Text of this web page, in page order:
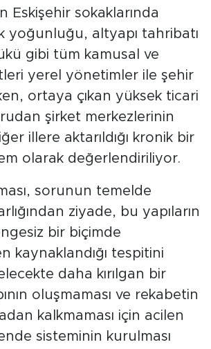
Eskişehir sokaklarında
yoğunluğu, altyapı tahribatı
gibi tüm kamusal ve
yerel yönetimler ile şehir
ortaya çıkan yüksek ticari
şirket merkezlerinin
illere aktarıldığı kronik bir
olarak değerlendiriliyor.
sorunun temelde
ziyade, bu yapıların
bir biçimde
kaynaklandığı tespitini
daha kırılgan bir
oluşmaması ve rekabetin
kalkmaması için acilen
sisteminin kurulması